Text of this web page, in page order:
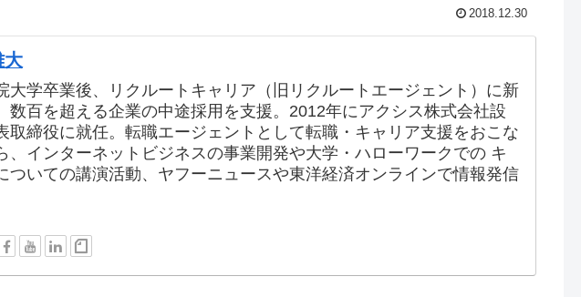
2018.12.30
大
大学卒業後、リクルートキャリア（旧リクルートエージェント）に新
数百を超える企業の中途採用を支援。2012年にアクシス株式会社設
取締役に就任。転職エージェントとして転職・キャリア支援をおこな
、インターネットビジネスの事業開発や大学・ハローワークでの キ
ついての講演活動、ヤフーニュースや東洋経済オンラインで情報発信